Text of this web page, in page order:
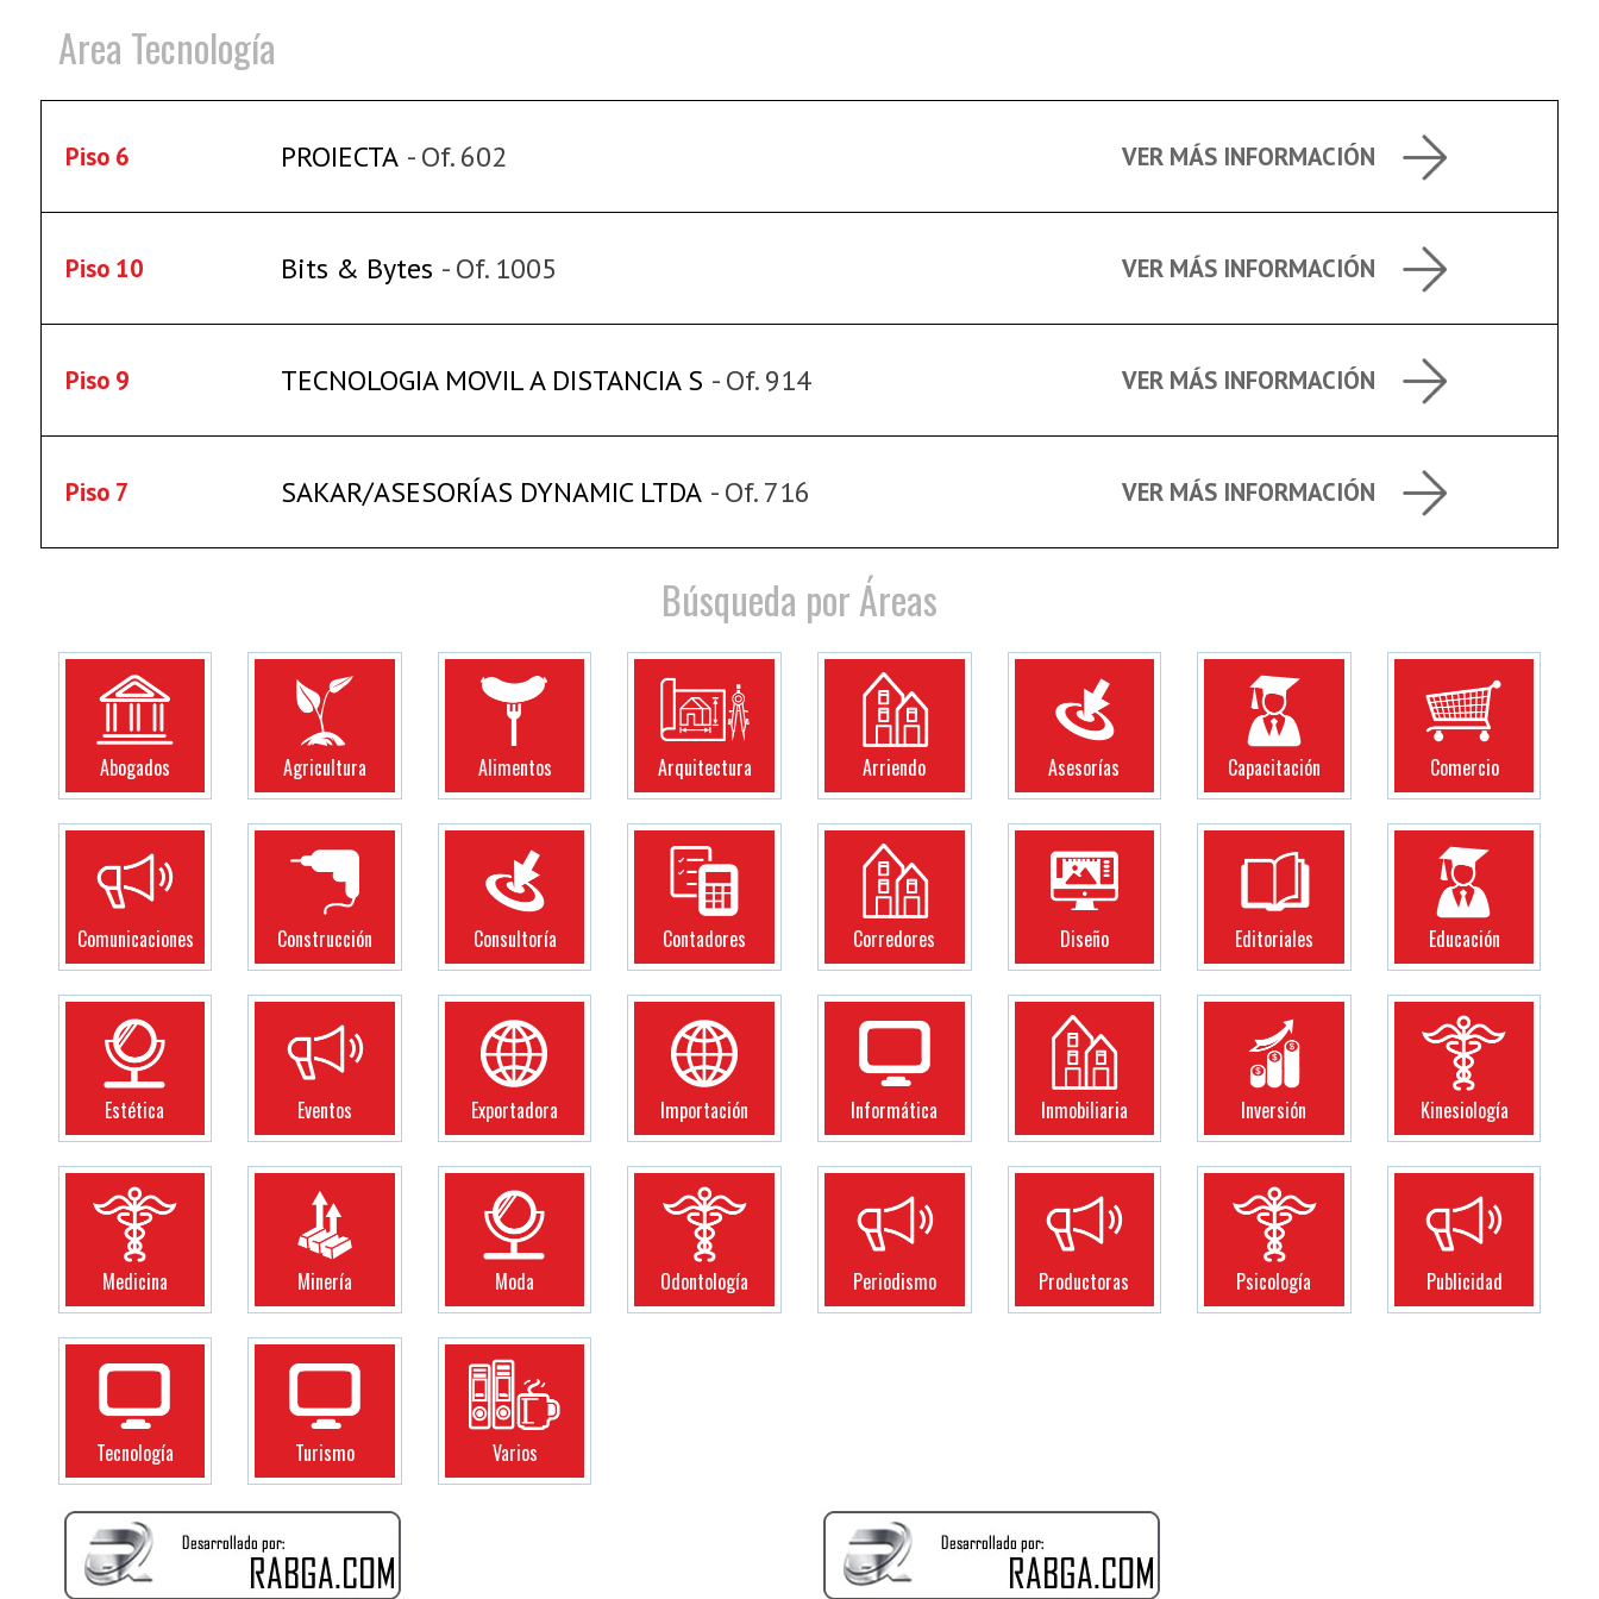
Area Tecnología
Piso 6 PROIECTA - Of. 602 VER MÁS INFORMACIÓN
Piso 10 Bits & Bytes - Of. 1005 VER MÁS INFORMACIÓN
Piso 9 TECNOLOGIA MOVIL A DISTANCIA S - Of. 914 VER MÁS INFORMACIÓN
Piso 7 SAKAR/ASESORÍAS DYNAMIC LTDA - Of. 716 VER MÁS INFORMACIÓN
Búsqueda por Áreas
Abogados Agricultura Alimentos Arquitectura Arriendo Asesorías Capacitación Comercio
Comunicaciones Construcción Consultoría Contadores Corredores Diseño Editoriales Educación
Estética Eventos Exportadora Importación Informática Inmobiliaria Inversión Kinesiología
Medicina Minería Moda Odontología Periodismo Productoras Psicología Publicidad
Tecnología Turismo Varios